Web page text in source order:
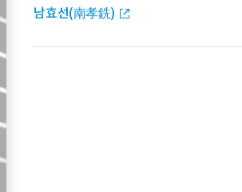
남효선(南孝銑)